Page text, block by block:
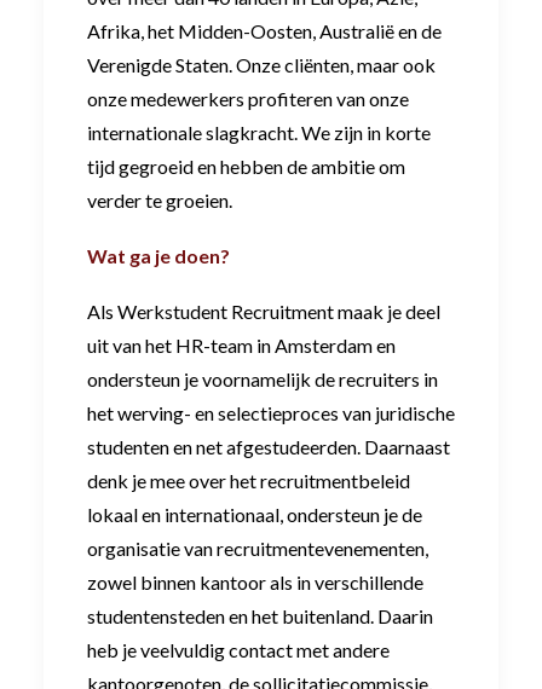
Afrika, het Midden-Oosten, Australië en de
Verenigde Staten. Onze cliënten, maar ook
onze medewerkers profiteren van onze
internationale slagkracht. We zijn in korte
tijd gegroeid en hebben de ambitie om
verder te groeien.
Wat ga je doen?
Als Werkstudent Recruitment maak je deel
uit van het HR-team in Amsterdam en
ondersteun je voornamelijk de recruiters in
het werving- en selectieproces van juridische
studenten en net afgestudeerden. Daarnaast
denk je mee over het recruitmentbeleid
lokaal en internationaal, ondersteun je de
organisatie van recruitmentevenementen,
zowel binnen kantoor als in verschillende
studentensteden en het buitenland. Daarin
heb je veelvuldig contact met andere
kantoorgenoten, de sollicitatiecommissie,